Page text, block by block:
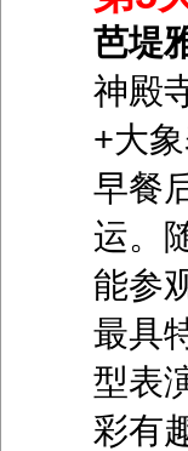
芭堤
神殿
+大
早餐
运。
能参
最具
型表
彩有